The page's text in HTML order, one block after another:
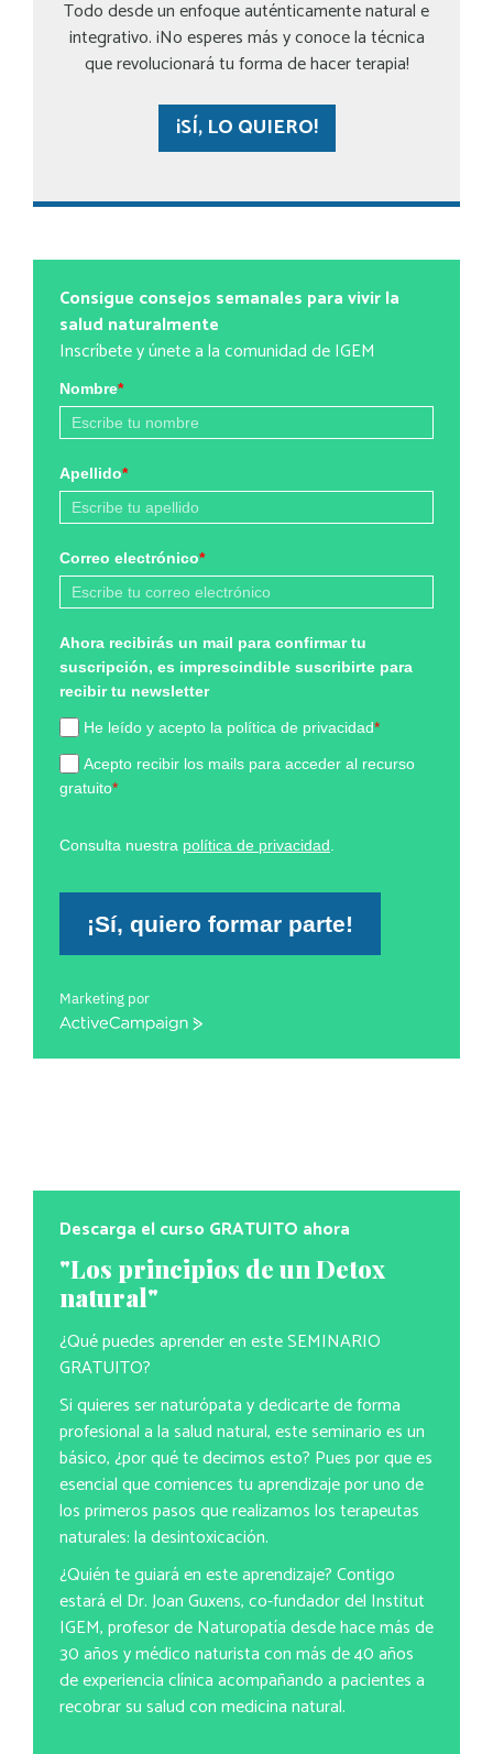
Todo desde un enfoque auténticamente natural e
integrativo. ¡No esperes más y conoce la técnica
que revolucionará tu forma de hacer terapia!
¡SÍ, LO QUIERO!
Consigue consejos semanales para vivir la
salud naturalmente
Inscríbete y únete a la comunidad de IGEM
Nombre*
Apellido*
Correo electrónico*
Ahora recibirás un mail para confirmar tu
suscripción, es imprescindible suscribirte para
recibir tu newsletter
He leído y acepto la política de privacidad*
Acepto recibir los mails para acceder al recurso
gratuito*
Consulta nuestra política de privacidad
¡Sí, quiero formar parte!
Marketing por
ActiveCampaign
Descarga el curso GRATUITO ahora
"Los principios de un Detox
natural"
¿Qué puedes aprender en este SEMINARIO
GRATUITO?
Si quieres ser naturópata y dedicarte de forma
profesional a la salud natural, este seminario es un
básico, ¿por qué te decimos esto? Pues por que es
esencial que comiences tu aprendizaje por uno de
los primeros pasos que realizamos los terapeutas
naturales: la desintoxicación.
¿Quién te guiará en este aprendizaje? Contigo
estará el Dr. Joan Guxens, co-fundador del Institut
IGEM, profesor de Naturopatía desde hace más de
30 años y médico naturista con más de 40 años
de experiencia clínica acompañando a pacientes a
recobrar su salud con medicina natural.